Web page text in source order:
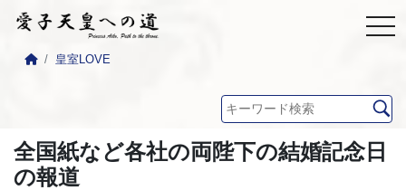
皇室LOVE
全国紙など各社の両陛下の結婚記念日
の報道